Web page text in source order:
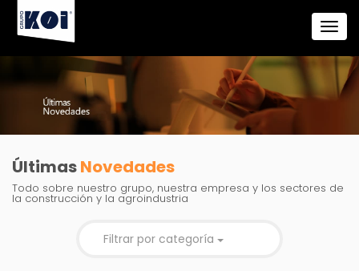
ÚltimasNovedades
Todo sobre nuestro grupo, nuestra empresa y los sectores de
la construcción y la agroindustria
Filtrar por categoría